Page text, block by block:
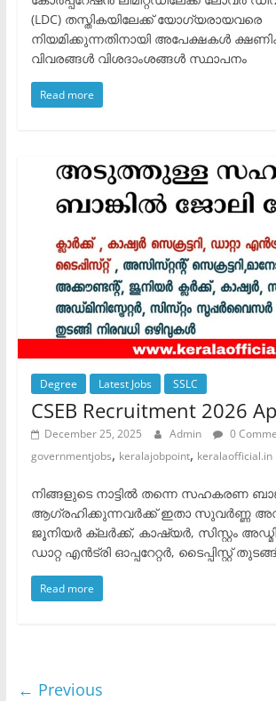
(LDC) തസ്തികയിലേക്ക് യോഗ്യരായവരെ
നിയമിക്കുന്നതിനായി അപേക്ഷകൾ
വിവരങ്ങൾ വിശദാംശങ്ങൾ സ്ഥാപനം
Read more
Degree Latest Jobs SSLC
CSEB Recruitment 2026
December 25, 2025 Admin 0
governmentjobs, keralajobpoint, keralaofficial.in
നിങ്ങളുടെ നാട്ടിൽ തന്നെ സഹകരണ
ആഗ്രഹിക്കുന്നവർക്ക് ഇതാ സുവർണ്ണ
ജൂനിയർ ക്ലർക്ക്, കാഷ്യർ, സിസ്റ്റം
ഡാറ്റ എൻട്രി ഓപ്പറേറ്റർ, ടൈപ്പിസ്റ്റ്
Read more
← Previous